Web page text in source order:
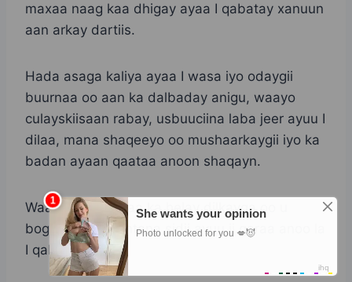
maxaa naag kaa dhigay ayaa I qabatay xanuun
aan arkay dartiis.
Hada asaga kaliya ayaa I wasa iyo odaygii
buurnaa oo aan ka dalbaday anigu, waayo
culayskiisaan rabay, usbuuciina laba jeer ayuu I
dilaa, mana shaqeeyo oo mushaarkaygii iyo ka
badan ayaan qaataa anoon shaqayn.
Waayo asagii ayaa ka helay dilkayga oo u
bogay, ilaa maantana sidii ayuu ii garaa anoo la
I qabo.